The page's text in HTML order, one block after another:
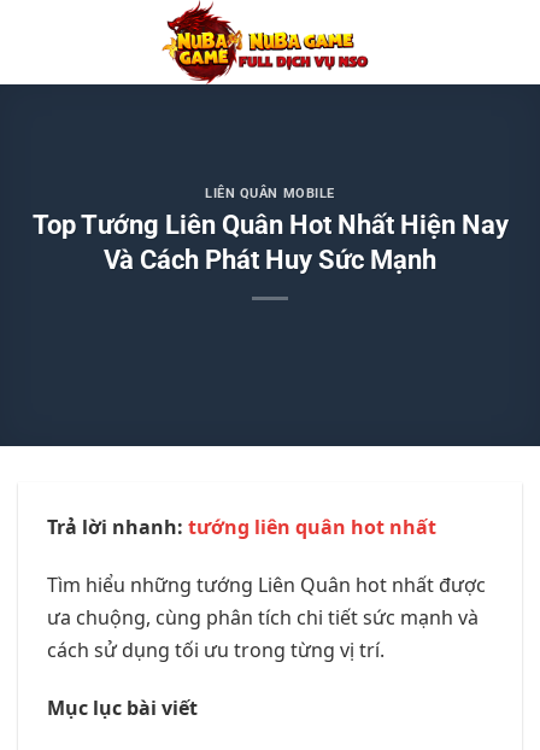
nội
LIÊN QUÂN MOBILE
Top Tướng Liên Quân Hot Nhất Hiện Nay
Và Cách Phát Huy Sức Mạnh
Trả lời nhanh: tướng liên quân hot nhất
Tìm hiểu những tướng Liên Quân hot nhất được
ưa chuộng, cùng phân tích chi tiết sức mạnh và
cách sử dụng tối ưu trong từng vị trí.
Mục lục bài viết